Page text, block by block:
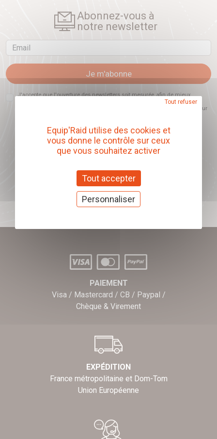
Abonnez-vous à
notre newsletter
Email
Je m'abonne
J'accepte que l'ouverture des newsletters soit mesurée, afin de mieux
comprendre les sujets qui m'intéressent et d'améliorer les contenus
proposés. Ce choix est modifiable à tout moment et reste sans incidence sur
cadeaux
J'offre des chèques cadeaux
PAIEMENT
Visa / Mastercard / CB / Paypal /
Chèque & Virement
EXPÉDITION
France métropolitaine et Dom-Tom
Union Européenne
Equip'Raid utilise des cookies et
vous donne le contrôle sur ceux
que vous souhaitez activer
Tout accepter
Tout refuser
Personnaliser